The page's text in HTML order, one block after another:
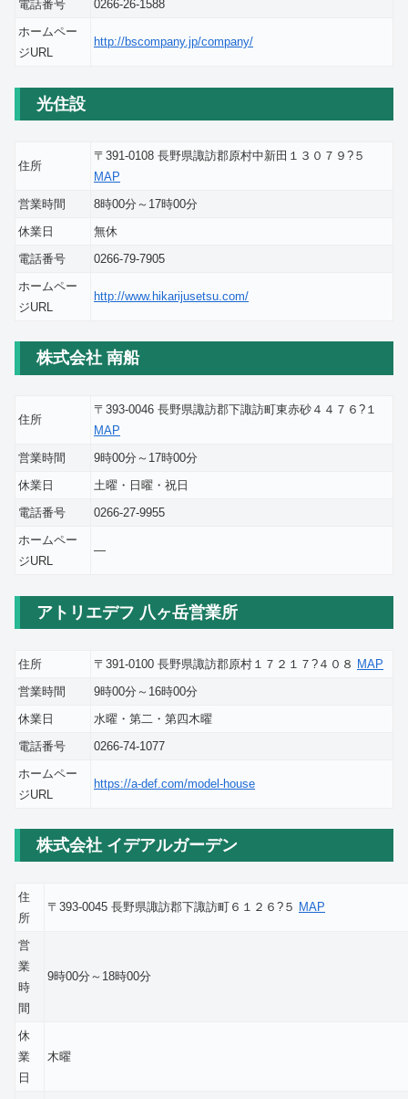
電話番号
0266-26-1588
ホームペー
ジURL
http://bscompany.jp/company/
光住設
住所
〒391-0108 長野県諏訪郡原村中新田１３０７９?５
MAP
営業時間
8時00分～17時00分
休業日
無休
電話番号
0266-79-7905
ホームペー
ジURL
http://www.hikarijusetsu.com/
株式会社 南船
住所
〒393-0046 長野県諏訪郡下諏訪町東赤砂４４７６?１
MAP
営業時間
9時00分～17時00分
休業日
土曜・日曜・祝日
電話番号
0266-27-9955
ホームペー
ジURL
―
アトリエデフ 八ヶ岳営業所
住所 〒391-0100 長野県諏訪郡原村１７２１７?４０８ MAP
営業時間
9時00分～16時00分
休業日
水曜・第二・第四木曜
電話番号
0266-74-1077
ホームペー
ジURL
https://a-def.com/model-house
株式会社 イデアルガーデン
住
所
〒393-0045 長野県諏訪郡下諏訪町６１２６?５ MAP
営
業
時
間
9時00分～18時00分
休
業
日
木曜